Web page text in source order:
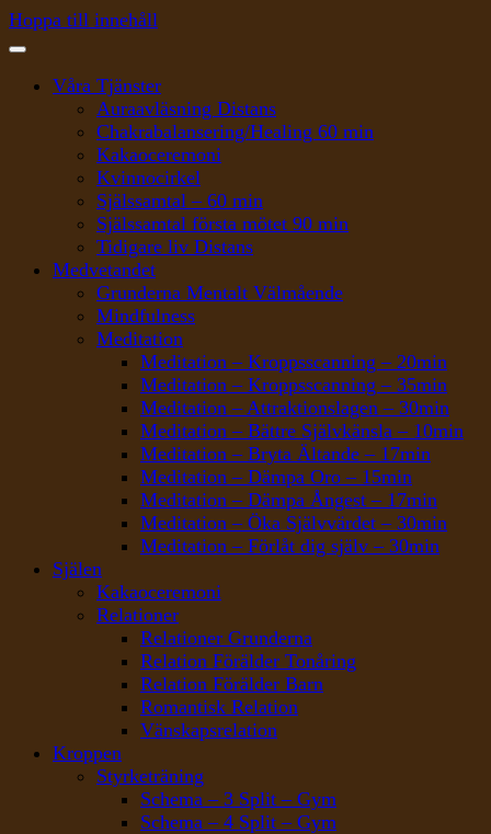
Hoppa till innehåll
Våra Tjänster
Auraavläsning Distans
Chakrabalansering/Healing 60 min
Kakaoceremoni
Kvinnocirkel
Själssamtal – 60 min
Själssamtal första mötet 90 min
Tidigare liv Distans
Medvetandet
Grunderna Mentalt Välmående
Mindfulness
Meditation
Meditation – Kroppsscanning – 20min
Meditation – Kroppsscanning – 35min
Meditation – Attraktionslagen – 30min
Meditation – Bättre Självkänsla – 10min
Meditation – Bryta Ältande – 17min
Meditation – Dämpa Oro – 15min
Meditation – Dämpa Ångest – 17min
Meditation – Öka Självvärdet – 30min
Meditation – Förlåt dig själv – 30min
Själen
Kakaoceremoni
Relationer
Relationer Grunderna
Relation Förälder Tonåring
Relation Förälder Barn
Romantisk Relation
Vänskapsrelation
Kroppen
Styrketräning
Schema – 3 Split – Gym
Schema – 4 Split – Gym